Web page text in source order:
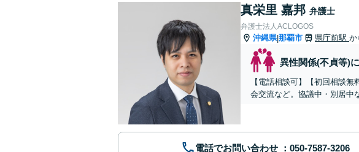
真栄里 嘉邦 弁護士
弁護士法人ACLOGOS
沖縄県|那覇市 県庁前駅 か
異性関係(不貞等)
【電話相談可】【初回相談
会交流など。協議中・別居中
電話でお問い合わせ